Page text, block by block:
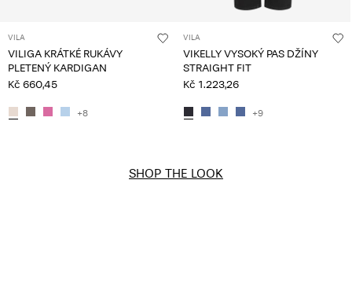
VILA
VILIGA KRÁTKÉ RUKÁVY
PLETENÝ KARDIGAN
Kč 660,45
+8
VILA
VIKELLY VYSOKÝ PAS DŽÍNY
STRAIGHT FIT
Kč 1.223,26
+9
SHOP THE LOOK